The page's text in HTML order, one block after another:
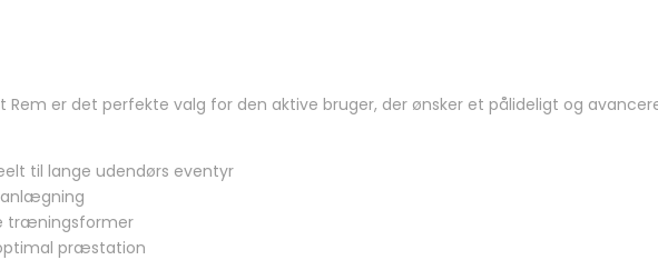
Rem er det perfekte valg for den aktive bruger, der ønsker et pålideligt og
til lange udendørs eventyr
træningsformer
præstation